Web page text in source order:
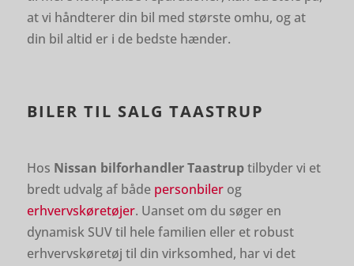
at vi håndterer din bil med største omhu, og at
din bil altid er i de bedste hænder.
BILER TIL SALG TAASTRUP
Hos Nissan bilforhandler Taastruptilbyder vi et
bredt udvalg af både personbilerog
erhvervskøretøjer. Uanset om du søger en
dynamisk SUV til hele familien eller et robust
erhvervskøretøj til din virksomhed, har vi det